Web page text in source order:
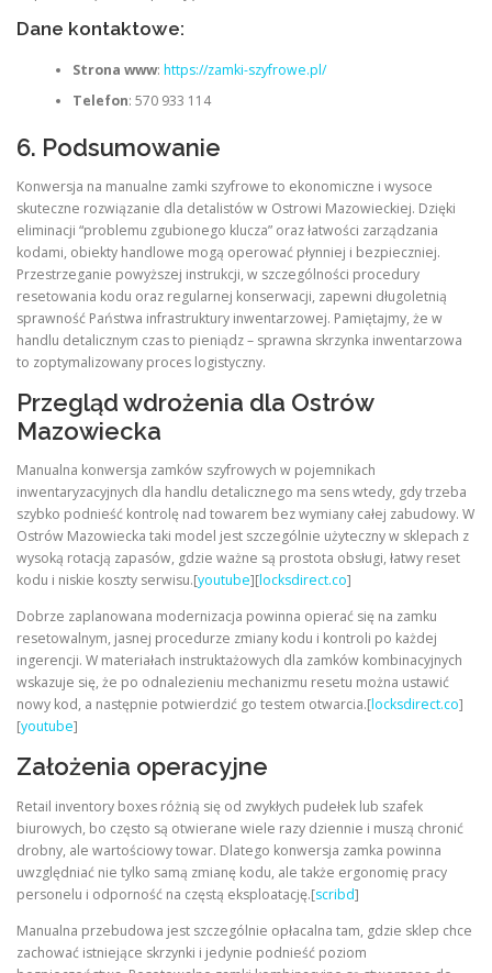
Dane kontaktowe:
Strona www: https://zamki-szyfrowe.pl/
Telefon: 570 933 114
6. Podsumowanie
Konwersja na manualne zamki szyfrowe to ekonomiczne i wysoce
skuteczne rozwiązanie dla detalistów w Ostrowi Mazowieckiej. Dzięki
eliminacji “problemu zgubionego klucza” oraz łatwości zarządzania
kodami, obiekty handlowe mogą operować płynniej i bezpieczniej.
Przestrzeganie powyższej instrukcji, w szczególności procedury
resetowania kodu oraz regularnej konserwacji, zapewni długoletnią
sprawność Państwa infrastruktury inwentarzowej. Pamiętajmy, że w
handlu detalicznym czas to pieniądz – sprawna skrzynka inwentarzowa
to zoptymalizowany proces logistyczny.
Przegląd wdrożenia dla Ostrów
Mazowiecka
Manualna konwersja zamków szyfrowych w pojemnikach
inwentaryzacyjnych dla handlu detalicznego ma sens wtedy, gdy trzeba
szybko podnieść kontrolę nad towarem bez wymiany całej zabudowy. W
Ostrów Mazowiecka taki model jest szczególnie użyteczny w sklepach z
wysoką rotacją zapasów, gdzie ważne są prostota obsługi, łatwy reset
kodu i niskie koszty serwisu.[youtube][locksdirect.co]
Dobrze zaplanowana modernizacja powinna opierać się na zamku
resetowalnym, jasnej procedurze zmiany kodu i kontroli po każdej
ingerencji. W materiałach instruktażowych dla zamków kombinacyjnych
wskazuje się, że po odnalezieniu mechanizmu resetu można ustawić
nowy kod, a następnie potwierdzić go testem otwarcia.[locksdirect.co]
[youtube]
Założenia operacyjne
Retail inventory boxes różnią się od zwykłych pudełek lub szafek
biurowych, bo często są otwierane wiele razy dziennie i muszą chronić
drobny, ale wartościowy towar. Dlatego konwersja zamka powinna
uwzględniać nie tylko samą zmianę kodu, ale także ergonomię pracy
personelu i odporność na częstą eksploatację.[scribd]
Manualna przebudowa jest szczególnie opłacalna tam, gdzie sklep chce
zachować istniejące skrzynki i jedynie podnieść poziom